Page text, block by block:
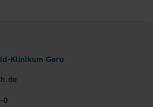
Klinikum Gera
0